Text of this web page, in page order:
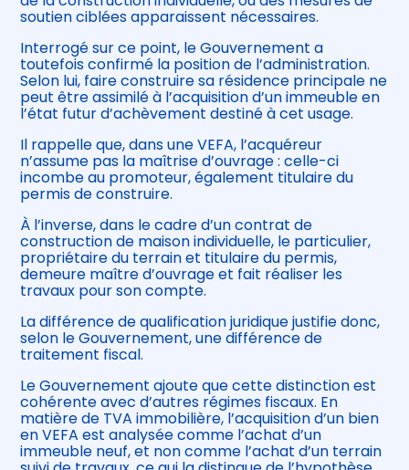
soutien ciblées apparaissent nécessaires.
Interrogé sur ce point, le Gouvernement a
toutefois confirmé la position de l’administration.
Selon lui, faire construire sa résidence principale ne
peut être assimilé à l’acquisition d’un immeuble en
l’état futur d’achèvement destiné à cet usage.
Il rappelle que, dans une VEFA, l’acquéreur
n’assume pas la maîtrise d’ouvrage : celle-ci
incombe au promoteur, également titulaire du
permis de construire.
À l’inverse, dans le cadre d’un contrat de
construction de maison individuelle, le particulier,
propriétaire du terrain et titulaire du permis,
demeure maître d’ouvrage et fait réaliser les
travaux pour son compte.
La différence de qualification juridique justifie donc,
selon le Gouvernement, une différence de
traitement fiscal.
Le Gouvernement ajoute que cette distinction est
cohérente avec d’autres régimes fiscaux. En
matière de TVA immobilière, l’acquisition d’un bien
en VEFA est analysée comme l’achat d’un
immeuble neuf, et non comme l’achat d’un terrain